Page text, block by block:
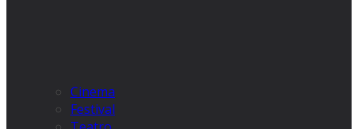
Cinema
Festival